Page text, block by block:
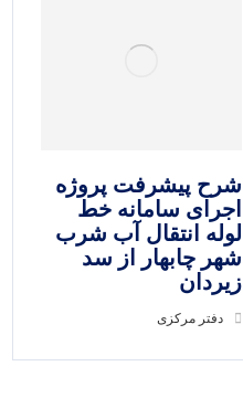
شرح پیشرفت پروژه
اجرای سامانه خط
لوله انتقال آب شرب
شهر چابهار از سد
زیردان
دفتر مرکزی